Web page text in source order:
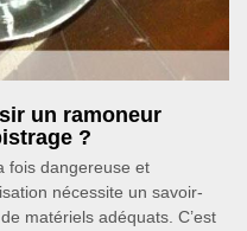
un ramoneur
?
fois dangereuse et
nécessite un savoir-
matériels adéquats. C’est